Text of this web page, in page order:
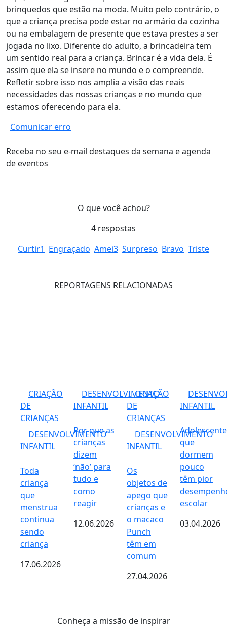
brinquedos que estão na moda. Muito pelo contrário, o
que a criança precisa pode estar no armário da cozinha
ou na embalagem de presente que estava prestes a ser
jogada no lixo. Diferente do adulto, a brincadeira tem
um sentido real para a criança. Brincar é a vida dela. É
assim que ela se insere no mundo e o compreende.
Refletir sobre isso nos amplia a visão das reais
necessidades das nossas crianças e no mundo que
estamos oferecendo para ela.
Comunicar erro
Receba no seu e-mail destaques da semana e agenda
de eventos
O que você achou?
4 respostas
Curtir1 Engraçado Amei3 Surpreso Bravo Triste
REPORTAGENS RELACIONADAS
CRIAÇÃO
DE
CRIANÇAS
DESENVOLVIMENTO
INFANTIL
Toda
criança
que
menstrua
continua
sendo
criança
17.06.2026
DESENVOLVIMENTO
INFANTIL
Por que as
crianças
dizem
‘não’ para
tudo e
como
reagir
12.06.2026
CRIAÇÃO
DE
CRIANÇAS
DESENVOLVIMENTO
INFANTIL
Os
objetos de
apego que
crianças e
o macaco
Punch
têm em
comum
27.04.2026
INFANTIL
que
dormem
pouco
têm pior
escolar
03.04.2026
Conheça a missão de inspirar